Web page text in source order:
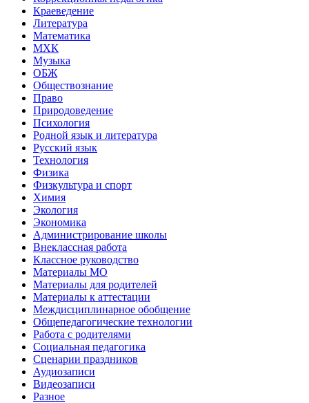
Краеведение
Литература
Математика
МХК
Музыка
ОБЖ
Обществознание
Право
Природоведение
Психология
Родной язык и литература
Русский язык
Технология
Физика
Физкультура и спорт
Химия
Экология
Экономика
Администрирование школы
Внеклассная работа
Классное руководство
Материалы МО
Материалы для родителей
Материалы к аттестации
Междисциплинарное обобщение
Общепедагогические технологии
Работа с родителями
Социальная педагогика
Сценарии праздников
Аудиозаписи
Видеозаписи
Разное